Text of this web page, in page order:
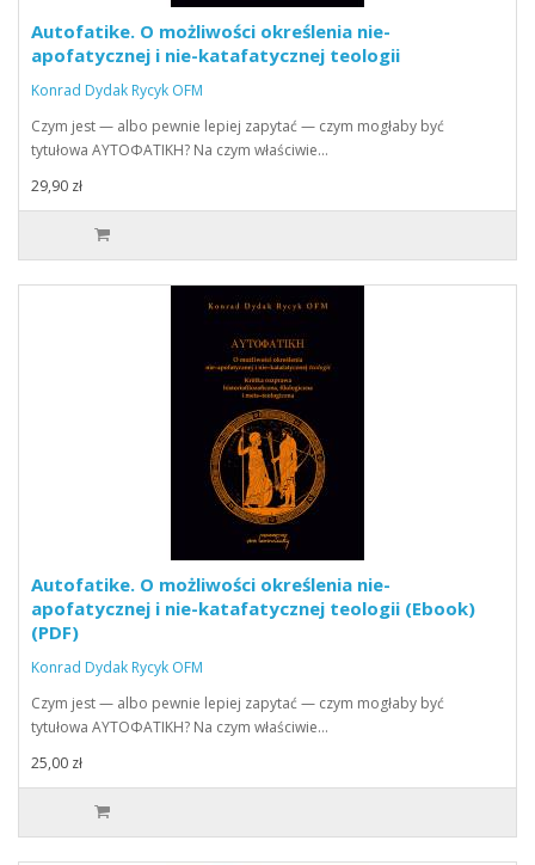
Autofatike. O możliwości określenia nie-
apofatycznej i nie-katafatycznej teologii
Konrad Dydak Rycyk OFM
Czym jest — albo pewnie lepiej zapytać — czym mogłaby być
tytułowa ΑΥΤΟΦΑΤΙΚΗ? Na czym właściwie…
29,90 zł
Autofatike. O możliwości określenia nie-
apofatycznej i nie-katafatycznej teologii (Ebook)
(PDF)
Konrad Dydak Rycyk OFM
Czym jest — albo pewnie lepiej zapytać — czym mogłaby być
tytułowa ΑΥΤΟΦΑΤΙΚΗ? Na czym właściwie…
25,00 zł